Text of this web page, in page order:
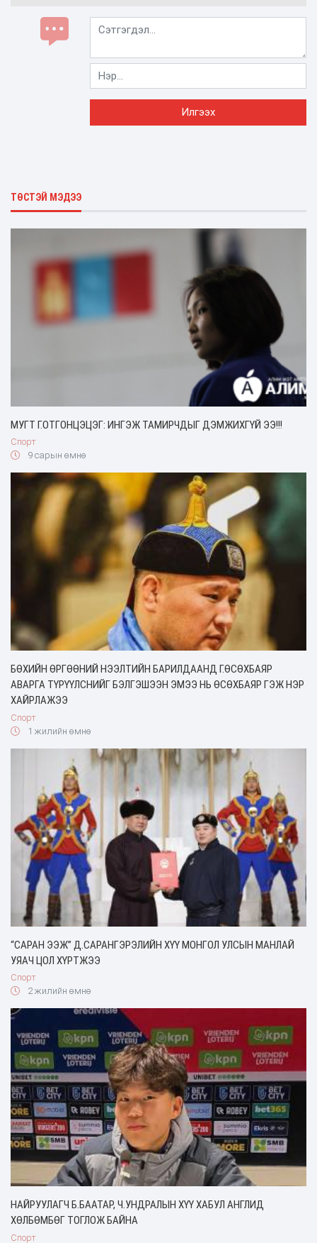
ТӨСТЭЙ МЭДЭЭ
МУГТ Г.ОТГОНЦЭЦЭГ: ИНГЭЖ ТАМИРЧДЫГ ДЭМЖИХГҮЙ ЭЭ!!!
Спорт
9 сарын өмнө
БӨХИЙН ӨРГӨӨНИЙ НЭЭЛТИЙН БАРИЛДААНД Г.ӨСӨХБАЯР
АВАРГА ТҮРҮҮЛСНИЙГ БЭЛГЭШЭЭН ЭМЭЭ НЬ ӨСӨХБАЯР ГЭЖ НЭР
ХАЙРЛАЖЭЭ
Спорт
1 жилийн өмнө
“САРАН ЭЭЖ” Д.САРАНГЭРЭЛИЙН ХҮҮ МОНГОЛ УЛСЫН МАНЛАЙ
УЯАЧ ЦОЛ ХҮРТЖЭЭ
Спорт
2 жилийн өмнө
НАЙРУУЛАГЧ Б.БААТАР, Ч.УНДРАЛЫН ХҮҮ ХАБУЛ АНГЛИД
ХӨЛБӨМБӨГ ТОГЛОЖ БАЙНА
Спорт